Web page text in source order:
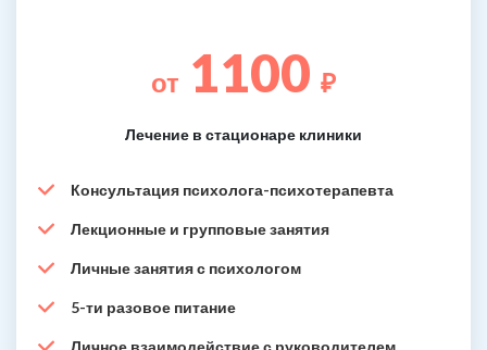
от 1100 ₽
Лечение в стационаре клиники
Консультация психолога-психотерапевта
Лекционные и групповые занятия
Личные занятия с психологом
5-ти разовое питание
Личное взаимодействие с руководителем